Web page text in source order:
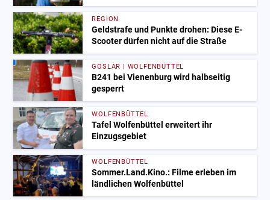
REGION
Geldstrafe und Punkte drohen: Diese E-
Scooter dürfen nicht auf die Straße
GOSLAR | WOLFENBÜTTEL
B241 bei Vienenburg wird halbseitig
gesperrt
WOLFENBÜTTEL
Tafel Wolfenbüttel erweitert ihr
Einzugsgebiet
WOLFENBÜTTEL
Sommer.Land.Kino.: Filme erleben im
ländlichen Wolfenbüttel